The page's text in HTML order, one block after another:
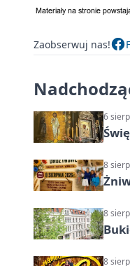
Zaobserwuj nas!
6
8
8
8